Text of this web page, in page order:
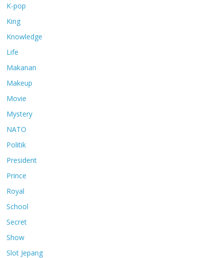
K-pop
King
Knowledge
Life
Makanan
Makeup
Movie
Mystery
NATO
Politik
President
Prince
Royal
School
Secret
Show
Slot Jepang